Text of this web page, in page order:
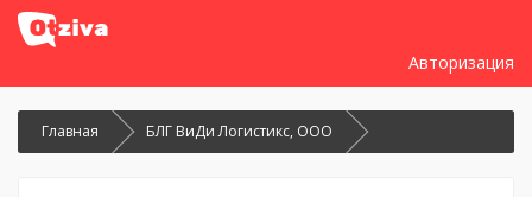
Авторизация
Главная БЛГ ВиДи Логистикс, ООО